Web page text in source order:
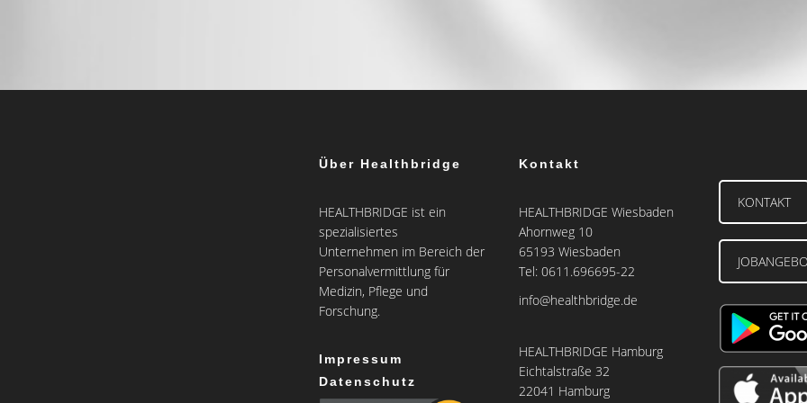
Über Healthbridge
HEALTHBRIDGE ist ein
spezialisiertes
Unternehmen im Bereich der
Personalvermittlung für
Medizin, Pflege und
Forschung.
Impressum
Datenschutz
Kontakt
HEALTHBRIDGE Wiesbaden
Ahornweg 10
65193 Wiesbaden
Tel: 0611.696695-22
info@healthbridge.de
HEALTHBRIDGE Hamburg
Eichtalstraße 32
22041 Hamburg
KONTAKT